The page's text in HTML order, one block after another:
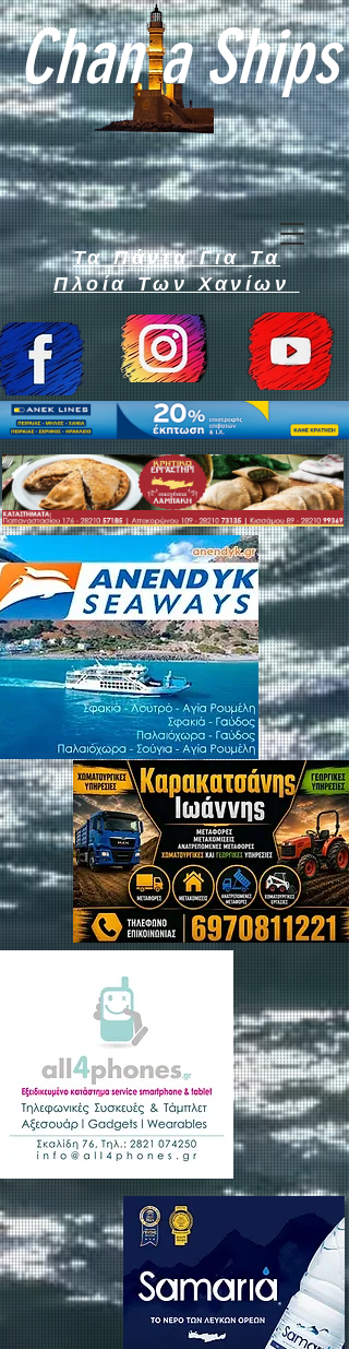
Chan a Ships
Τα Πάντα Για Τα
Πλοία Των Χανίων